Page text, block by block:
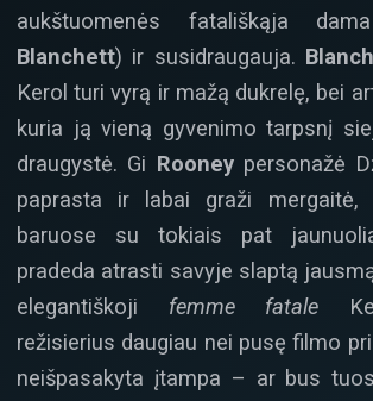
aukštuomenės fatališkąja
Blanchett) ir susidraugauja.
Kerol turi vyrą ir mažą dukrelę, bei
kuria ją vieną gyvenimo tarpsnį
draugystė. Gi Rooneypersonažė
paprasta ir labai graži mergaitė,
baruose su tokiais pat
pradeda atrasti savyje slaptą
elegantiškoji femme fatale
režisierius daugiau nei pusę filmo
neišpasakyta įtampa – ar bus